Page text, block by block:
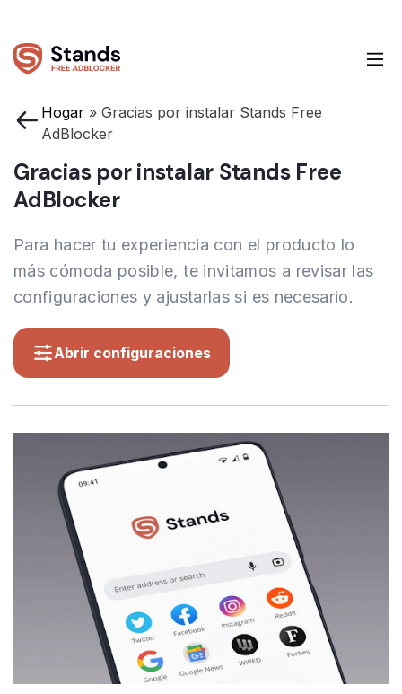
Hogar »Gracias por instalar Stands Free
AdBlocker
Gracias por instalar Stands Free
AdBlocker
Para hacer tu experiencia con el producto lo
más cómoda posible, te invitamos a revisar las
configuraciones y ajustarlas si es necesario.
Abrir configuraciones